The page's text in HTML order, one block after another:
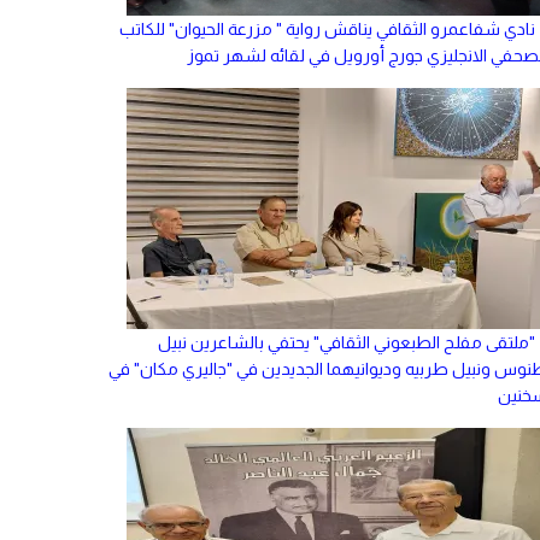
نادي شفاعمرو الثقافي يناقش رواية " مزرعة الحيوان" للكاتب
الانجليزي جورج أورويل في لقائه لشهر تموز
"ملتقى مفلح الطبعوني الثقافي" يحتفي بالشاعرين نبيل
ونبيل طربيه وديوانيهما الجديدين في "جاليري مكان" في